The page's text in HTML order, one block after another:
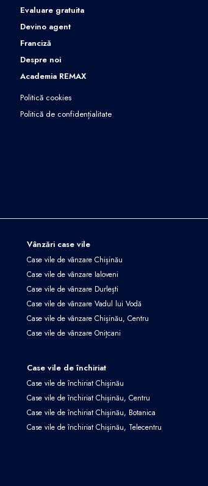
Evaluare gratuita
Devino agent
Franciză
Despre noi
Academia REMAX
Politică cookies
Politică de confidențialitate
Vânzări case vile
Case vile de vânzare Chișinău
Case vile de vânzare Ialoveni
Case vile de vânzare Durlești
Case vile de vânzare Vadul lui Vodă
Case vile de vânzare Chișinău, Centru
Case vile de vânzare Onițcani
Case vile de închiriat
Case vile de închiriat Chișinău
Case vile de închiriat Chișinău, Centru
Case vile de închiriat Chișinău, Botanica
Case vile de închiriat Chișinău, Telecentru